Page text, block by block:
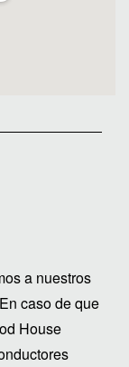
a nuestros
caso de que
House